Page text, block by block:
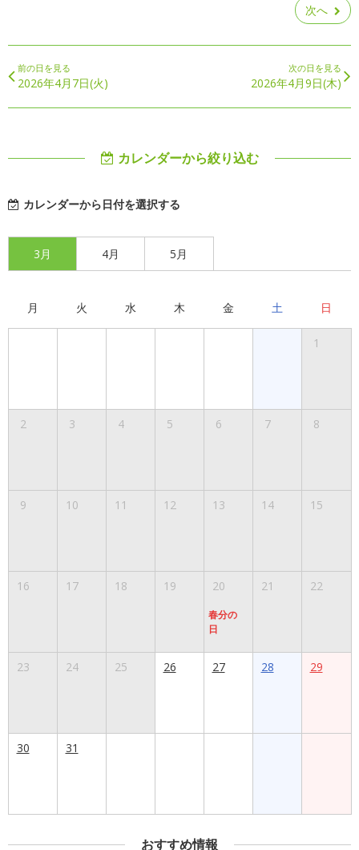
次へ
前の日を見る
2026年4月7日(火)
次の日を見る
2026年4月9日(木)
カレンダーから絞り込む
カレンダーから日付を選択する
3月 4月 5月
月 火 水 木 金 土 日
1
2 3 4 5 6 7 8
9 10 11 12 13 14 15
16 17 18 19 20
春分の
日
21 22
23 24 25 26 27 28 29
30 31
おすすめ情報